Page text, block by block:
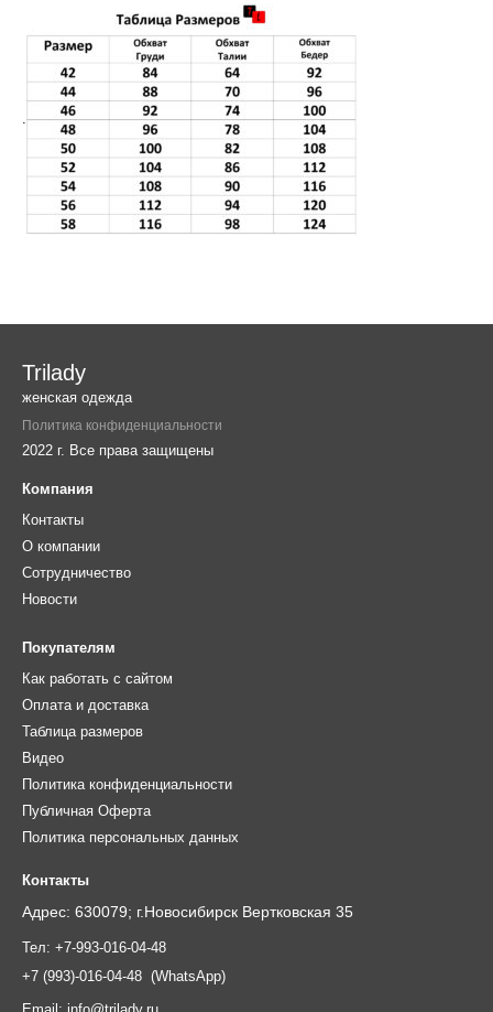
.
Trilady
женская одежда
Политика конфиденциальности
2022 г. Все права защищены
Компания
Контакты
О компании
Сотрудничество
Новости
Покупателям
Как работать с сайтом
Оплата и доставка
Таблица размеров
Видео
Политика конфиденциальности
Публичная Оферта
Политика персональных данных
Контакты
Адрес: 630079; г.Новосибирск Вертковская 35
Тел: +7-993-016-04-48
+7 (993)-016-04-48 (WhatsApp)